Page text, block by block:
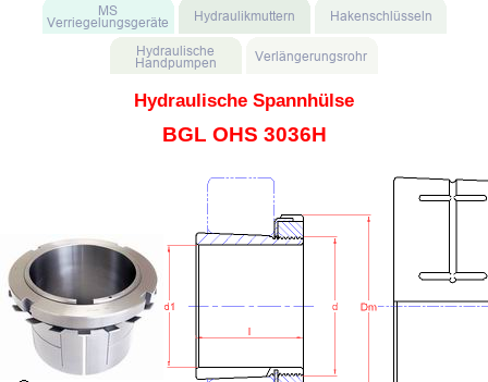
Hydraulische Spannhülse
BGL OHS 3036H